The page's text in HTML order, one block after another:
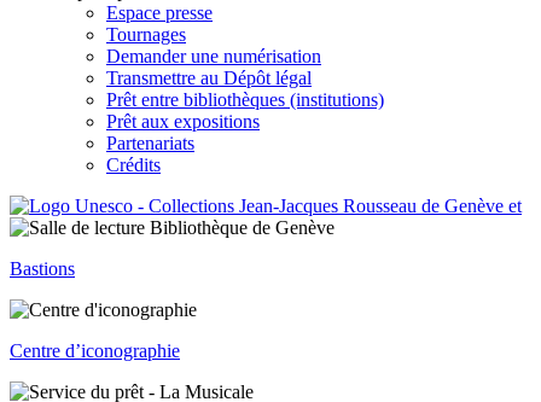
Espace presse
Tournages
Demander une numérisation
Transmettre au Dépôt légal
Prêt entre bibliothèques (institutions)
Prêt aux expositions
Partenariats
Crédits
Bastions
Centre d’iconographie